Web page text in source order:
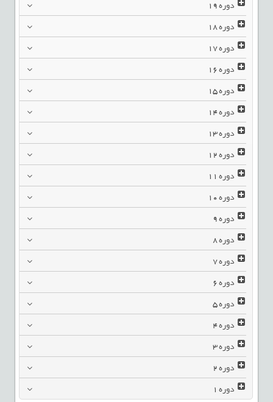
دوره19
دوره18
دوره17
دوره16
دوره15
دوره14
دوره13
دوره12
دوره11
دوره10
دوره9
دوره8
دوره7
دوره6
دوره5
دوره4
دوره3
دوره2
دوره1